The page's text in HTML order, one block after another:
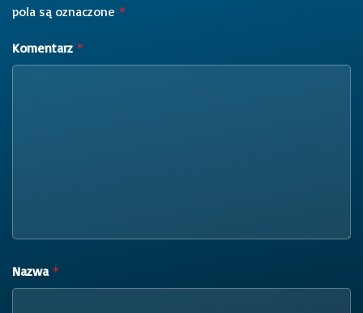
pola są oznaczone *
Komentarz *
Nazwa *